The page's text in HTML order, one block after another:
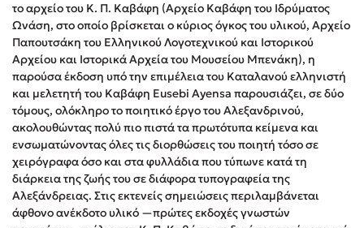
El Sombrero
Στέφανος Ξενάκης
Sebastian Fitzek
Freida McFadden
Κατρίνα Τσάνταλη
Lucinda Riley
Mimi Matthews
Benzamin Bécue
Rebecca Yarros
Teo Benedetti
το αρχείο του K. Π. Καβάφη (Αρχείο Καβάφη του Ιδρύματος
Ωνάση, στο οποίο βρίσκεται ο κύριος όγκος του υλικού, Αρχείο
Παπουτσάκη του Ελληνικού Λογοτεχνικού και Ιστορικού
Αρχείου και Ιστορικά Αρχεία του Μουσείου Μπενάκη), η
παρούσα έκδοση υπό την επιμέλεια του Καταλανού ελληνιστή
και μελετητή του Καβάφη Eusebi Ayensa παρουσιάζει, σε δύο
τόμους, ολόκληρο το ποιητικό έργο του Αλεξανδρινού,
ακολουθώντας πολύ πιο πιστά τα πρωτότυπα κείμενα και
ενσωματώνοντας όλες τις διορθώσεις του ποιητή τόσο σε
χειρόγραφα όσο και στα φυλλάδια που τύπωνε κατά τη
διάρκεια της ζωής του σε διάφορα τυπογραφεία της
Αλεξάνδρειας. Στις εκτενείς σημειώσεις περιλαμβάνεται
άφθονο ανέκδοτο υλικό —πρώτες εκδοχές γνωστών